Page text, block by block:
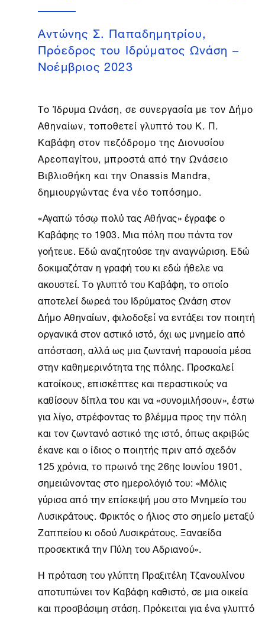
Aντώνης Σ. Παπαδημητρίου,
Πρόεδρος του Ιδρύματος Ωνάση –
Nοέμβριος 2023
Το Ίδρυμα Ωνάση, σε συνεργασία με τον Δήμο
Αθηναίων, τοποθετεί γλυπτό του Κ. Π.
Καβάφη στον πεζόδρομο της Διονυσίου
Αρεοπαγίτου, μπροστά από την Ωνάσειο
Βιβλιοθήκη και την Onassis Mandra,
δημιουργώντας ένα νέο τοπόσημο.
«Αγαπώ τόσῳ πολύ τας Αθήνας» έγραφε ο
Καβάφης το 1903. Μια πόλη που πάντα τον
γοήτευε. Εδώ αναζητούσε την αναγνώριση. Εδώ
δοκιμαζόταν η γραφή του κι εδώ ήθελε να
ακουστεί. Το γλυπτό του Καβάφη, το οποίο
αποτελεί δωρεά του Ιδρύματος Ωνάση στον
Δήμο Αθηναίων, φιλοδοξεί να εντάξει τον ποιητή
οργανικά στον αστικό ιστό, όχι ως μνημείο από
απόσταση, αλλά ως μια ζωντανή παρουσία μέσα
στην καθημερινότητα της πόλης. Προσκαλεί
κατοίκους, επισκέπτες και περαστικούς να
καθίσουν δίπλα του και να «συνομιλήσουν», έστω
για λίγο, στρέφοντας το βλέμμα προς την πόλη
και τον ζωντανό αστικό της ιστό, όπως ακριβώς
έκανε και ο ίδιος ο ποιητής πριν από σχεδόν
125 χρόνια, το πρωινό της 26ης Ιουνίου 1901,
σημειώνοντας στο ημερολόγιό του: «Μόλις
γύρισα από την επίσκεψή μου στο Μνημείο του
Λυσικράτους. Φρικτός ο ήλιος στο σημείο μεταξύ
Ζαππείου κι οδού Λυσικράτους. Ξαναείδα
προσεκτικά την Πύλη του Αδριανού».
Η πρόταση του γλύπτη Πραξιτέλη Τζανουλίνου
αποτυπώνει τον Καβάφη καθιστό, σε μια οικεία
και προσβάσιμη στάση. Πρόκειται για ένα γλυπτό